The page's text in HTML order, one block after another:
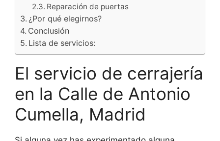
Reparación de puertas
¿Por qué elegirnos?
Conclusión
Lista de servicios:
El servicio de cerrajería
en la Calle de Antonio
Cumella, Madrid